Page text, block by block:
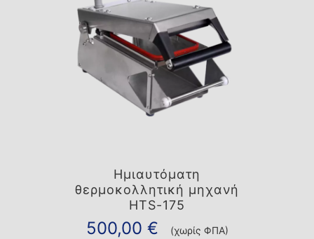
Ημιαυτόματη
θερμοκολλητική μηχανή
HTS-175
500,00 € (χωρίς ΦΠΑ)